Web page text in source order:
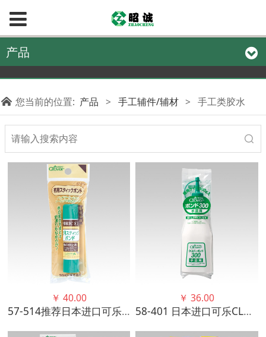
产品
您当前的位置: 产品 > 手工辅件/辅材 > 手工类胶水
￥ 40.00
57-514推荐日本进口可乐工具布用粘棒 不破坏面料质感 过针顺畅
￥ 36.00
58-401 日本进口可乐CLOVER手工艺胶水300克大容量装正品